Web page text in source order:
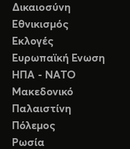
Δικαιοσύνη
Εθνικισμός
Εκλογές
Ευρωπαϊκή Ενωση
ΗΠΑ - ΝΑΤΟ
Μακεδονικό
Παλαιστίνη
Πόλεμος
Ρωσία